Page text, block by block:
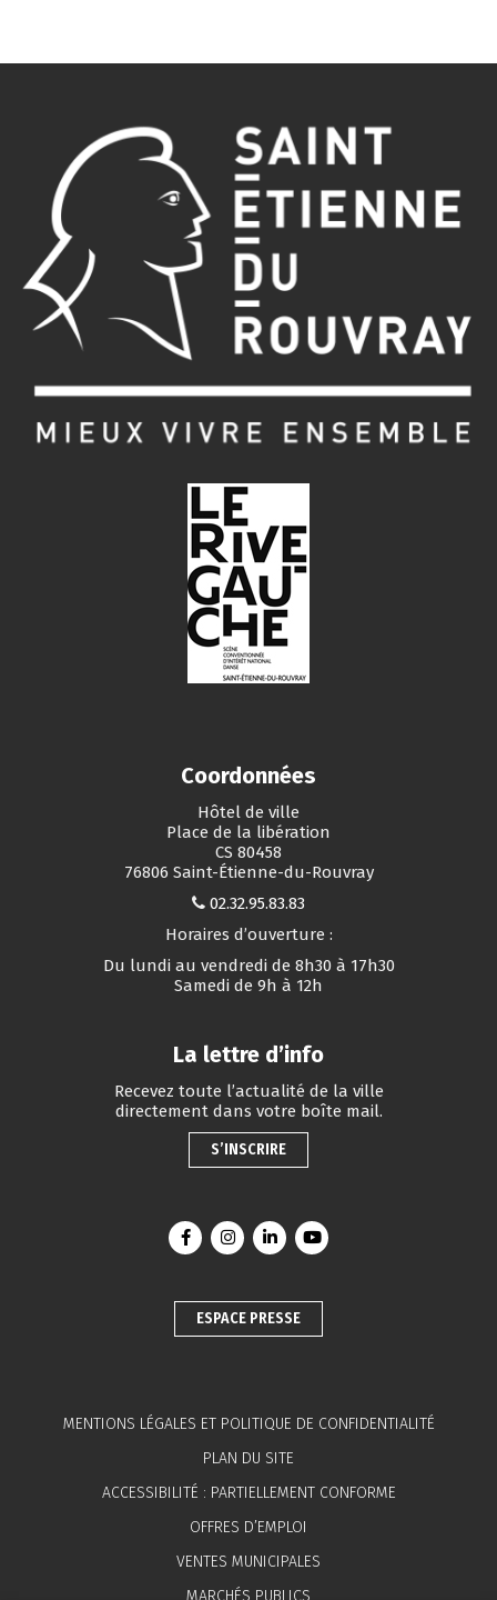
Coordonnées
Hôtel de ville
Place de la libération
CS 80458
76806 Saint-Étienne-du-Rouvray
02.32.95.83.83
Horaires d’ouverture :
Du lundi au vendredi de 8h30 à 17h30
Samedi de 9h à 12h
La lettre d’info
Recevez toute l’actualité de la ville
directement dans votre boîte mail.
S’INSCRIRE
Lien vers le compte Facebook
Lien vers le compte Instagram
Lien vers le compte Linkedin
Lien vers la chaîne
ESPACE PRESSE
MENTIONS LÉGALES ET POLITIQUE DE CONFIDENTIALITÉ
PLAN DU SITE
ACCESSIBILITÉ : PARTIELLEMENT CONFORME
OFFRES D’EMPLOI
VENTES MUNICIPALES
MARCHÉS PUBLICS